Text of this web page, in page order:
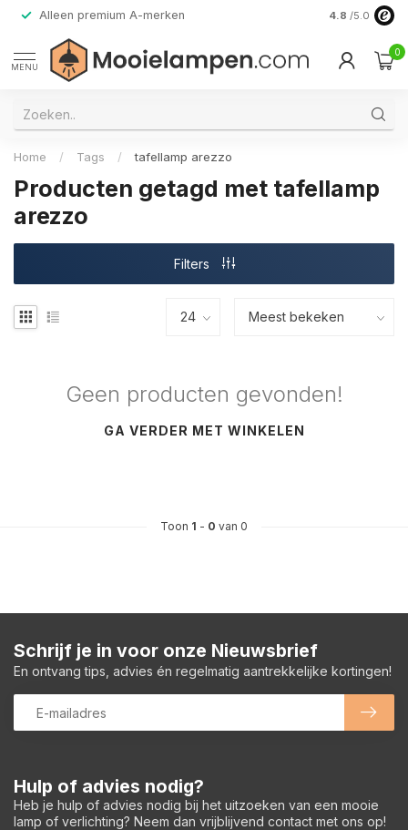
Alleen premium A-merken 4.8 /5.0
MENU
0
Home / Tags / tafellamp arezzo
Producten getagd met tafellamp
arezzo
Filters
Geen producten gevonden!
GA VERDER MET WINKELEN
Toon 1 - 0 van 0
Hulp of advies nodig?
Heb je hulp of advies nodig bij het uitzoeken van een mooie
lamp of verlichting? Neem dan vrijblijvend contact met ons op!
Schrijf je in voor onze Nieuwsbrief
En ontvang tips, advies én regelmatig aantrekkelijke kortingen!